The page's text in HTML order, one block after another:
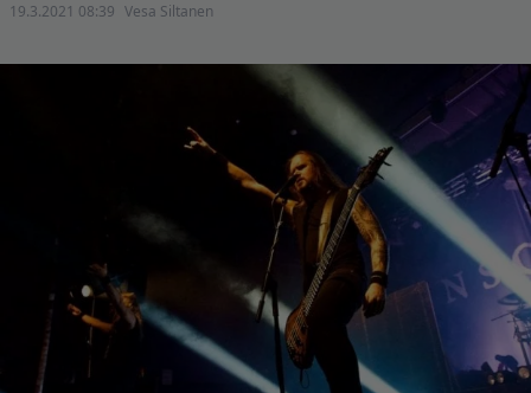
19.3.2021 08:39 Vesa Siltanen